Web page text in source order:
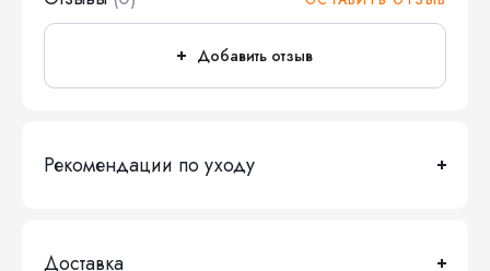
Добавить отзыв
Рекомендации по уходу
Доставка